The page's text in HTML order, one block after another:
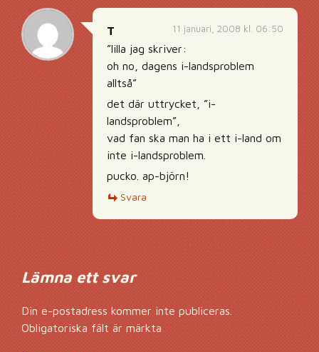
11 januari, 2008 kl. 06:50
T
”lilla jag skriver:
oh no, dagens i-landsproblem
alltså”
det där uttrycket, ”i-
landsproblem”,
vad fan ska man ha i ett i-land om
inte i-landsproblem.
pucko. ap-björn!
Svara
Lämna ett svar
Din e-postadress kommer inte publiceras.
Obligatoriska fält är märkta*